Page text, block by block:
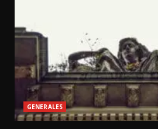
GENERALES